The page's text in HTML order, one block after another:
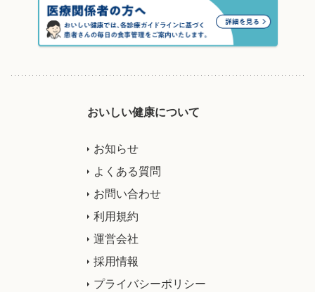
おいしい健康について
お知らせ
よくある質問
お問い合わせ
利用規約
運営会社
採用情報
プライバシーポリシー